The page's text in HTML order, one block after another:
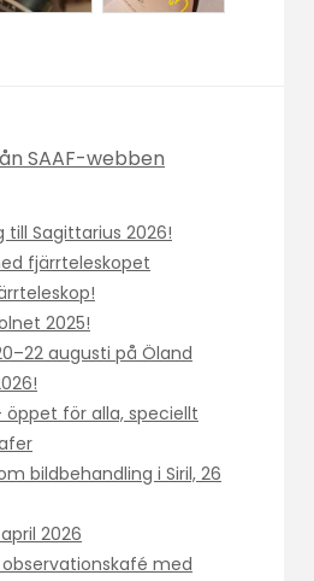
SAAF-webben
Sagittarius 2026!
fjärrteleskopet
2025!
augusti på Öland
öppet för alla, speciellt
bildbehandling i Siril, 26
2026
med